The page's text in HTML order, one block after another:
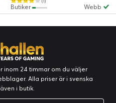
Webb
Butiker
inom 24 timmar om du väljer
Alla priser är i svenska
i butik.